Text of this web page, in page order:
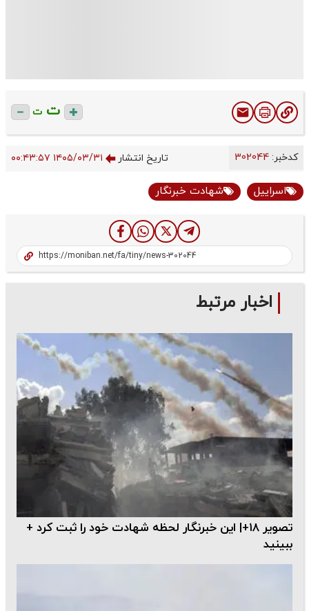
ت ت
کدخبر: تاریخ انتشار ۱۴۰۵/۰۳/۳۱ ۰۰:۴۳:۵۷
اسراییل شهادت خبرنگار
اخبار مرتبط
تصویر ۱۸+| این خبرنگار لحظه شهادت خود را ثبت کرد +
ببینید